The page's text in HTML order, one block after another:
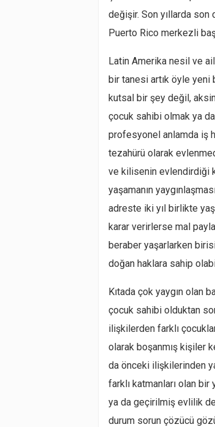
değişir. Son yıllarda
Puerto Rico merkezli
Latin Amerika nesil ve
bir tanesi artık öyle yeni
kutsal bir şey değil,
çocuk sahibi olmak ya
profesyonel anlamda iş
tezahürü olarak
ve kilisenin evlendirdiği
yaşamanın
adreste iki yıl birlikte
karar verirlerse mal
beraber yaşarlarken
doğan haklara sahip
Kıtada çok yaygın olan
çocuk sahibi olduktan
ilişkilerden farklı
olarak boşanmış kişiler
da önceki ilişkilerinden
farklı katmanları olan
ya da geçirilmiş evlilik
durum sorun çözücü